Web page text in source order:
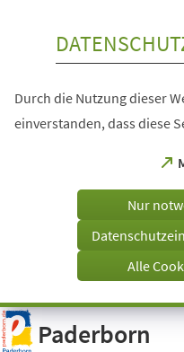
Visuelle
Assistenzsoftware
öffnen.
Durch die Nutzung dieser
einverstanden, dass diese
Nur
Alle
Paderborn